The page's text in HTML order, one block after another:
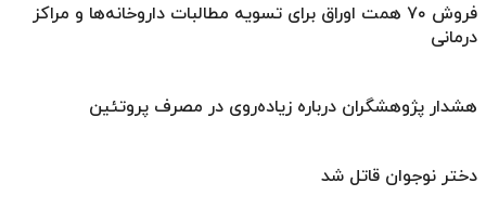
فروش ۷۰ همت اوراق برای تسویه مطالبات داروخانه‌ها و مراکز
درمانی
هشدار پژوهشگران درباره زیاده‌روی در مصرف پروتئین
دختر نوجوان قاتل شد